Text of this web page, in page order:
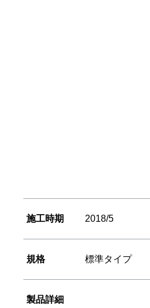
施工時期 2018/5
規格 標準タイプ
製品詳細